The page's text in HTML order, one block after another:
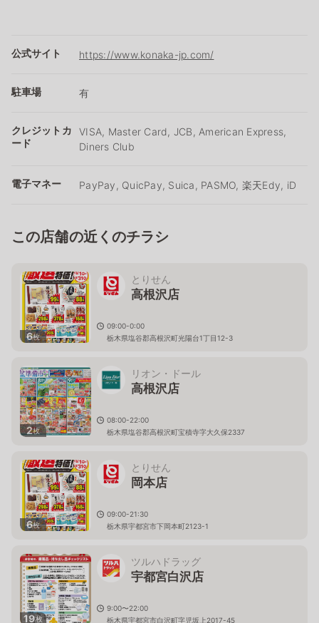
公式サイト https://www.konaka-jp.com/
駐車場 有
クレジットカ
ード
VISA, Master Card, JCB, American Express,
Diners Club
電子マネー PayPay, QuicPay, Suica, PASMO, 楽天Edy, iD
この店舗の近くのチラシ
6枚
とりせん
高根沢店
09:00-0:00
栃木県塩谷郡高根沢町光陽台1丁目12-3
2枚
リオン・ドール
高根沢店
08:00-22:00
栃木県塩谷郡高根沢町宝積寺字大久保2337
6枚
とりせん
岡本店
09:00-21:30
栃木県宇都宮市下岡本町2123-1
19枚
ツルハドラッグ
宇都宮白沢店
9:00〜22:00
栃木県宇都宮市白沢町字児坂上2017-45